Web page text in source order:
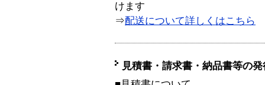
けます
⇒配送について詳しくはこちら
見積書・請求書・納品書等の